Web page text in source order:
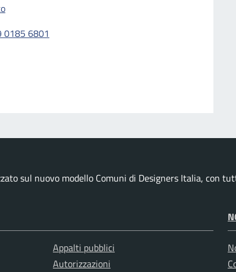
0185 6801
sul nuovo modello Comuni di Designers Italia, con
Appalti pubblici
Autorizzazioni